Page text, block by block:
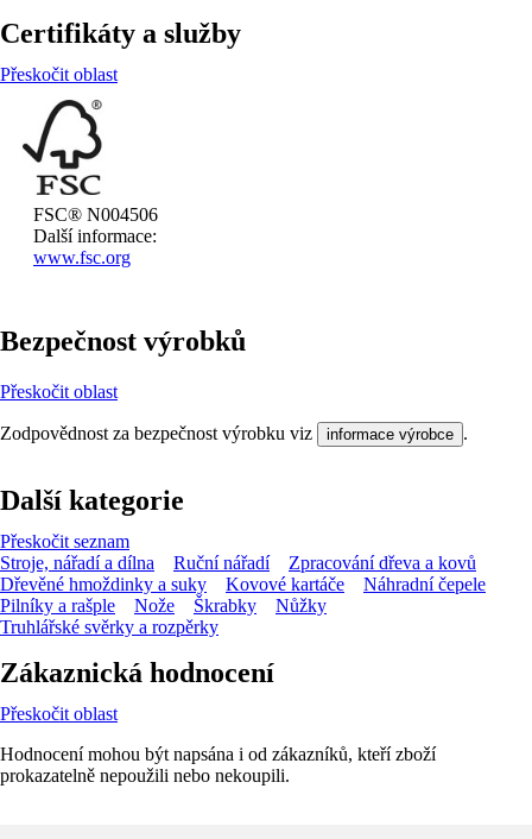
Certifikáty a služby
Přeskočit oblast
FSC® N004506
Další informace:
www.fsc.org
Bezpečnost výrobků
Přeskočit oblast
Zodpovědnost za bezpečnost výrobku viz informace výrobce .
Další kategorie
Přeskočit seznam
Stroje, nářadí a dílna
Ruční nářadí
Zpracování dřeva a kovů
Dřevěné hmoždinky a suky
Kovové kartáče
Náhradní čepele
Pilníky a rašple
Nože Škrabky
Nůžky
Truhlářské svěrky a rozpěrky
Zákaznická hodnocení
Přeskočit oblast
Hodnocení mohou být napsána i od zákazníků, kteří zboží
prokazatelně nepoužili nebo nekoupili.